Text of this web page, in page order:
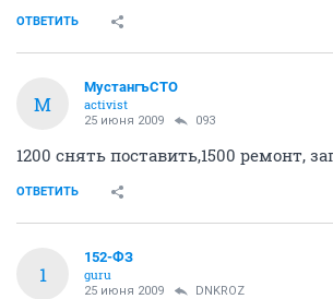
ОТВЕТИТЬ
М
МустангъСТО
activist
25 июня 2009 093
1200 снять поставить,1500 ремонт,
ОТВЕТИТЬ
1
152-ФЗ
guru
25 июня 2009 DNKROZ